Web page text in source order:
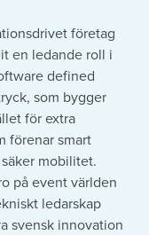
företag
en ledande roll i
defined
som bygger
för extra
förenar smart
mobilitet.
på event världen
ledarskap
svensk innovation